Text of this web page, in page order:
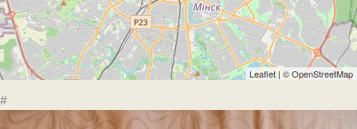
Leaflet| ©OpenStreetMap
#